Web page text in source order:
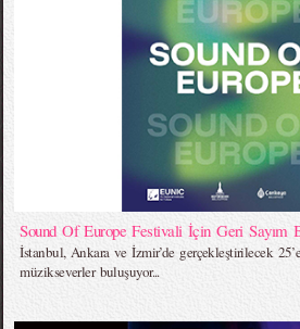
Sound Of Europe Festivali İçin Geri Sayım
İstanbul, Ankara ve İzmir’de gerçekleştirilecek
müzikseverler buluşuyor...